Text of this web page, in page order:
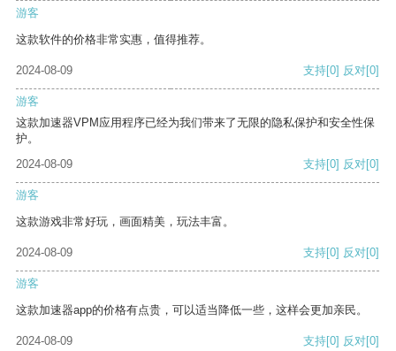
游客
这款软件的价格非常实惠，值得推荐。
2024-08-09 支持[0] 反对[0]
游客
这款加速器VPM应用程序已经为我们带来了无限的隐私保护和安全性保
护。
2024-08-09
支持[0] 反对[0]
游客
这款游戏非常好玩，画面精美，玩法丰富。
2024-08-09 支持[0] 反对[0]
游客
这款加速器app的价格有点贵，可以适当降低一些，这样会更加亲民。
2024-08-09 支持[0] 反对[0]